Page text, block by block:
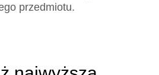
przedmiotu.